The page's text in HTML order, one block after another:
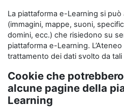
La piattaforma e-Learning si
(immagini, mappe, suoni,
domini, ecc.) che risiedono su
piattaforma e-Learning.
trattamento dei dati svolto da tali
Cookie che
alcune pagine della
Learning